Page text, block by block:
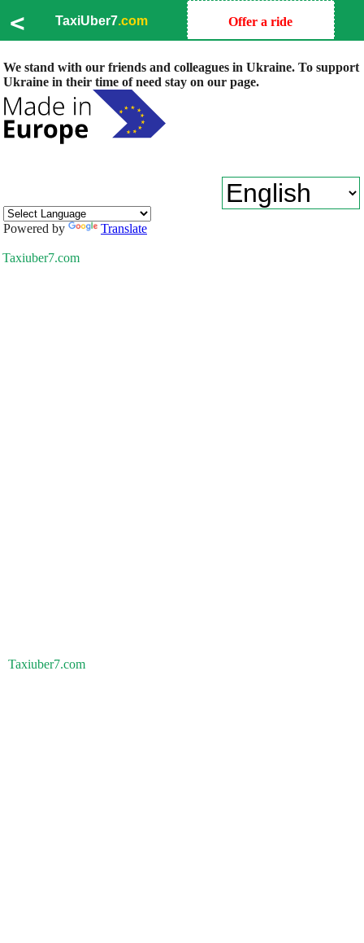
< TaxiUber7.com Offer a ride
We stand with our friends and colleagues in Ukraine. To support
Ukraine in their time of need stay on our page.
Powered by Translate
Taxiuber7.com
Taxiuber7.com